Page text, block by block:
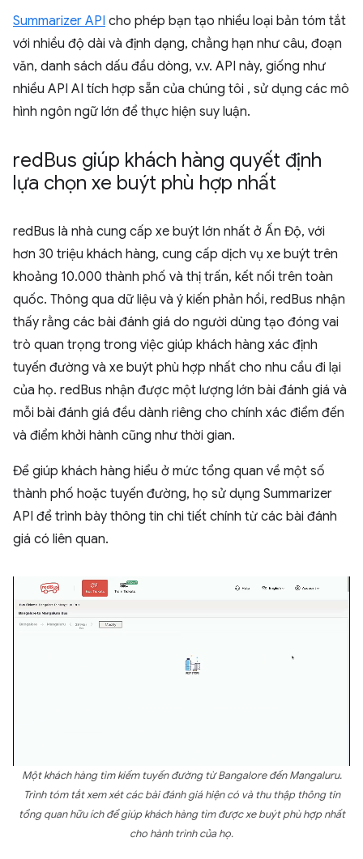
Summarizer API cho phép bạn tạo nhiều loại bản tóm tắt
với nhiều độ dài và định dạng, chẳng hạn như câu, đoạn
văn, danh sách dấu đầu dòng, v.v. API này, giống như
nhiều API AI tích hợp sẵn của chúng tôi , sử dụng các mô
hình ngôn ngữ lớn để thực hiện suy luận.
redBus giúp khách hàng quyết định
lựa chọn xe buýt phù hợp nhất
redBus là nhà cung cấp xe buýt lớn nhất ở Ấn Độ, với
hơn 30 triệu khách hàng, cung cấp dịch vụ xe buýt trên
khoảng 10.000 thành phố và thị trấn, kết nối trên toàn
quốc. Thông qua dữ liệu và ý kiến phản hồi, redBus nhận
thấy rằng các bài đánh giá do người dùng tạo đóng vai
trò quan trọng trong việc giúp khách hàng xác định
tuyến đường và xe buýt phù hợp nhất cho nhu cầu đi lại
của họ. redBus nhận được một lượng lớn bài đánh giá và
mỗi bài đánh giá đều dành riêng cho chính xác điểm đến
và điểm khởi hành cũng như thời gian.
Để giúp khách hàng hiểu ở mức tổng quan về một số
thành phố hoặc tuyến đường, họ sử dụng Summarizer
API để trình bày thông tin chi tiết chính từ các bài đánh
giá có liên quan.
Một khách hàng tìm kiếm tuyến đường từ Bangalore đến Mangaluru.
Trình tóm tắt xem xét các bài đánh giá hiện có và thu thập thông tin
tổng quan hữu ích để giúp khách hàng tìm được xe buýt phù hợp nhất
cho hành trình của họ.